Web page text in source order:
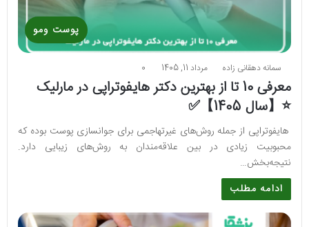
پوست ومو
سمانه دهقانی زاده مرداد 11, 1405 0
معرفی 10 تا از بهترین دکتر هایفوتراپی در مارلیک
⭐【سال 1405】✅
هایفوتراپی از جمله روش‌های غیرتهاجمی برای جوانسازی پوست بوده که
محبوبیت زیادی در بین علاقه‌مندان به روش‌های زیبایی دارد.
نتیجه‌بخش…
ادامه مطلب